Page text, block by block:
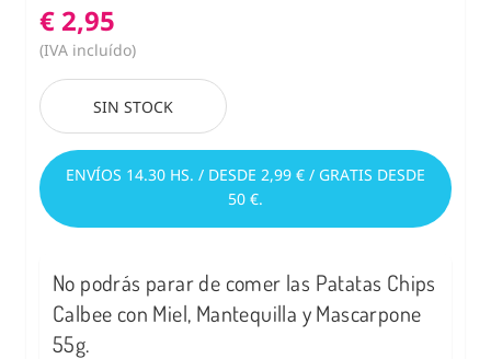
€ 2,95
(IVA incluído)
SIN STOCK
ENVÍOS 14.30 HS. / DESDE 2,99 € / GRATIS DESDE
50 €.
No podrás parar de comer las Patatas Chips
Calbee con Miel, Mantequilla y Mascarpone
55g.